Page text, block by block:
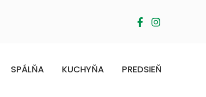
SPÁLŇA KUCHYŇA PREDSIEŇ